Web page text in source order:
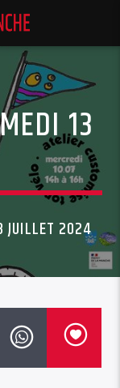
13
JUILLET 2024